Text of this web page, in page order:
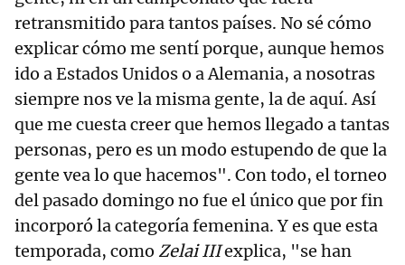
retransmitido para tantos países. No sé cómo
explicar cómo me sentí porque, aunque hemos
ido a Estados Unidos o a Alemania, a nosotras
siempre nos ve la misma gente, la de aquí. Así
que me cuesta creer que hemos llegado a tantas
personas, pero es un modo estupendo de que la
gente vea lo que hacemos". Con todo, el torneo
del pasado domingo no fue el único que por fin
incorporó la categoría femenina. Y es que esta
temporada, como Zelai IIIexplica, "se han